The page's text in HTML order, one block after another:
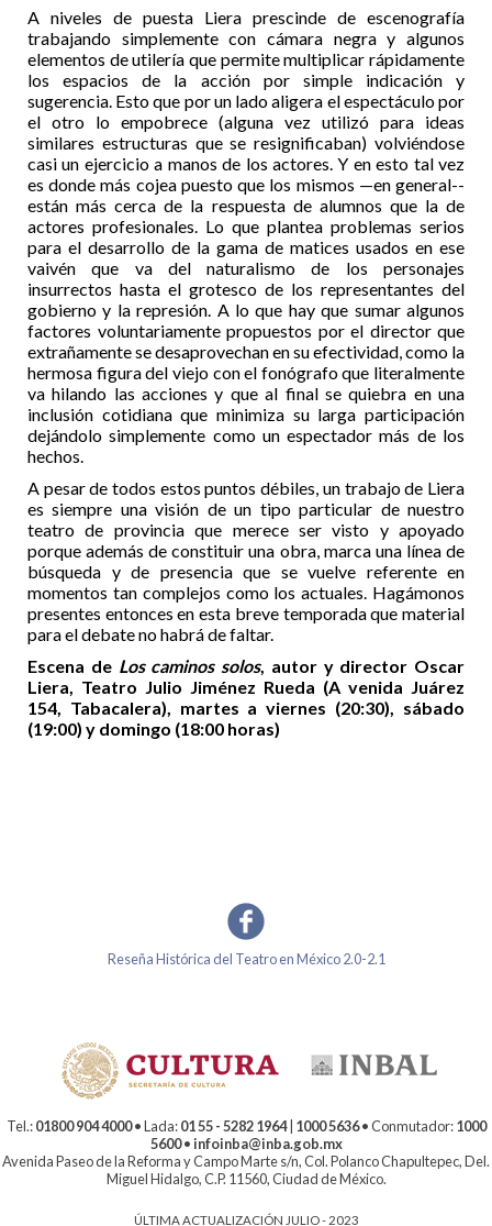
A niveles de puesta Liera prescinde de escenografía
trabajando simplemente con cámara negra y algunos
elementos de utilería que permite multiplicar rápidamente
los espacios de la acción por simple indicación y
sugerencia. Esto que por un lado aligera el espectáculo por
el otro lo empobrece (alguna vez utilizó para ideas
similares estructuras que se resignificaban) volviéndose
casi un ejercicio a manos de los actores. Y en esto tal vez
es donde más cojea puesto que los mismos —en general--
están más cerca de la respuesta de alumnos que la de
actores profesionales. Lo que plantea problemas serios
para el desarrollo de la gama de matices usados en ese
vaivén que va del naturalismo de los personajes
insurrectos hasta el grotesco de los representantes del
gobierno y la represión. A lo que hay que sumar algunos
factores voluntariamente propuestos por el director que
extrañamente se desaprovechan en su efectividad, como la
hermosa figura del viejo con el fonógrafo que literalmente
va hilando las acciones y que al final se quiebra en una
inclusión cotidiana que minimiza su larga participación
dejándolo simplemente como un espectador más de los
hechos.
A pesar de todos estos puntos débiles, un trabajo de Liera
es siempre una visión de un tipo particular de nuestro
teatro de provincia que merece ser visto y apoyado
porque además de constituir una obra, marca una línea de
búsqueda y de presencia que se vuelve referente en
momentos tan complejos como los actuales. Hagámonos
presentes entonces en esta breve temporada que material
para el debate no habrá de faltar.
Escena de Los caminos solos, autor y director Oscar
Liera, Teatro Julio Jiménez Rueda (A venida Juárez
154, Tabacalera), martes a viernes (20:30), sábado
(19:00) y domingo (18:00 horas)
Reseña Histórica del Teatro en México 2.0-2.1
Tel.:01800 904 4000• Lada:01 55 - 5282 1964| 1000 5636• Conmutador:1000
5600•infoinba@inba.gob.mx
Avenida Paseo de la Reforma y Campo Marte s/n, Col. Polanco Chapultepec, Del.
Miguel Hidalgo, C.P. 11560, Ciudad de México.
ÚLTIMA ACTUALIZACIÓN JULIO - 2023